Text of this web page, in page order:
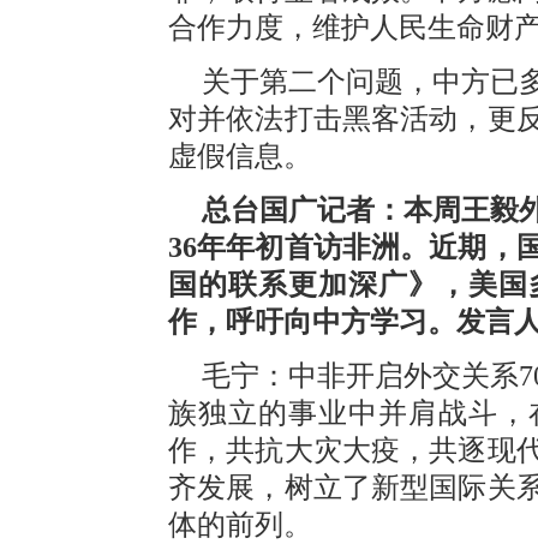
合作力度，维护人民生命财
关于第二个问题，中方已
对并依法打击黑客活动，更
虚假信息。
总台国广记者：本周王毅
36年年初首访非洲。近期，
国的联系更加深广》，美
作，呼吁向中方学习。发言
毛宁：中非开启外交关系
族独立的事业中并肩战斗
作，共抗大灾大疫，共逐现
齐发展，树立了新型国际关
体的前列。